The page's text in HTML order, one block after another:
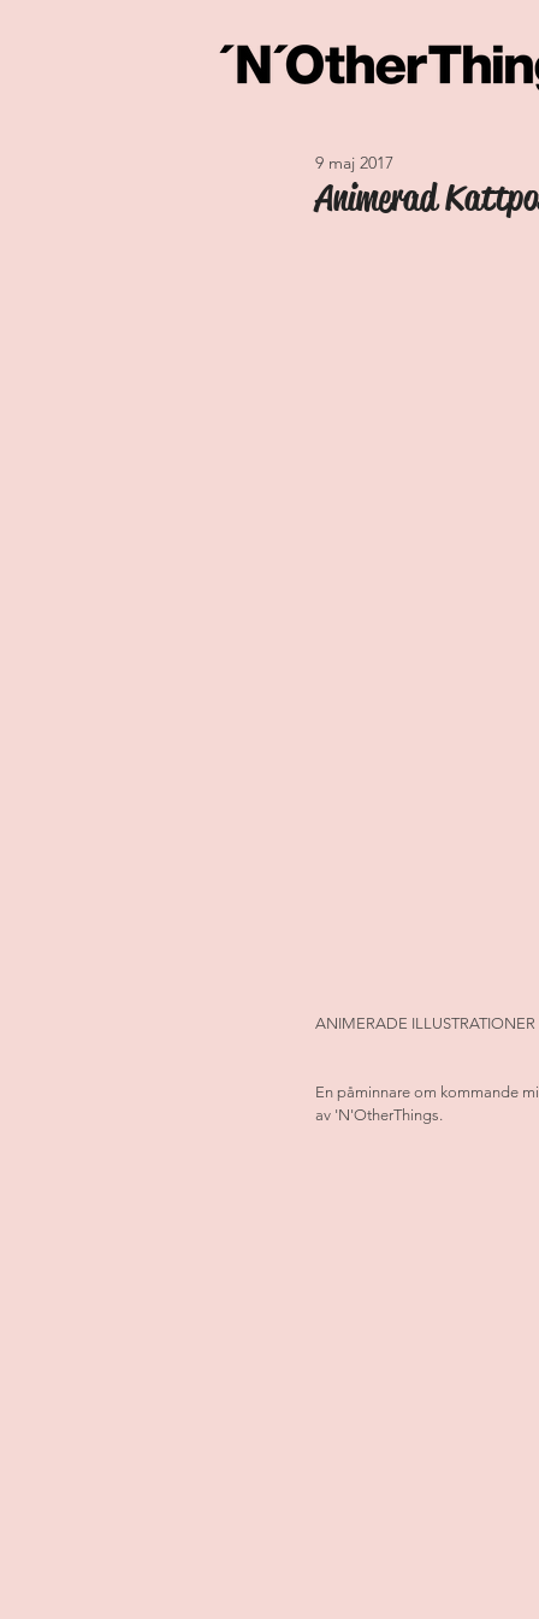
Animerad
9 maj 2017
ANIMERADE ILLUSTRATIONER
En påminnare om kommande
av 'N'OtherThings.